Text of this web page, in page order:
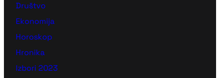
Društvo
Ekonomija
Horoskop
Hronika
Izbori 2023